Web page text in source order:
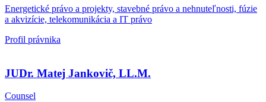
Energetické právo a projekty, stavebné právo a nehnuteľnosti, fúzie
a akvizície, telekomunikácia a IT právo
Profil právnika
JUDr. Matej Jankovič, LL.M.
Counsel